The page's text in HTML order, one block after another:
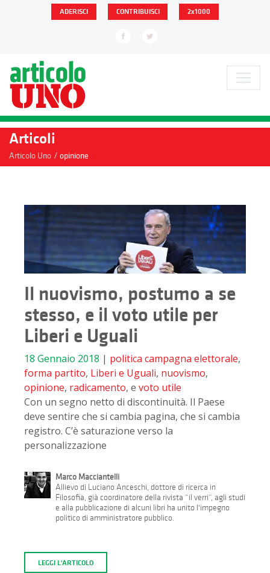
ADERISCI CONTRIBUISCI 2x1000
Articoli
Articolo Uno / opinione
Il nuovismo, postumo a se
stesso, e il voto utile per
Liberi e Uguali
18 Gennaio 2018 | politica campagna elettorale,
forma partito, Liberi e Uguali, nuovismo,
opinione, radicamento, e voto utile
Con un segno netto di discontinuità. Il Paese
deve sentire che si cambia pagina, che si cambia
registro. C’è saturazione verso la
personalizzazione
Marco Macciantelli
Allievo di Luciano Anceschi, dottore di ricerca in
Filosofia, già coordinatore della rivista “il verri”, agli studi
e alla pubblicazione di alcuni libri ha unito l'impegno
politico di amministratore pubblico.
LEGGI L'ARTICOLO